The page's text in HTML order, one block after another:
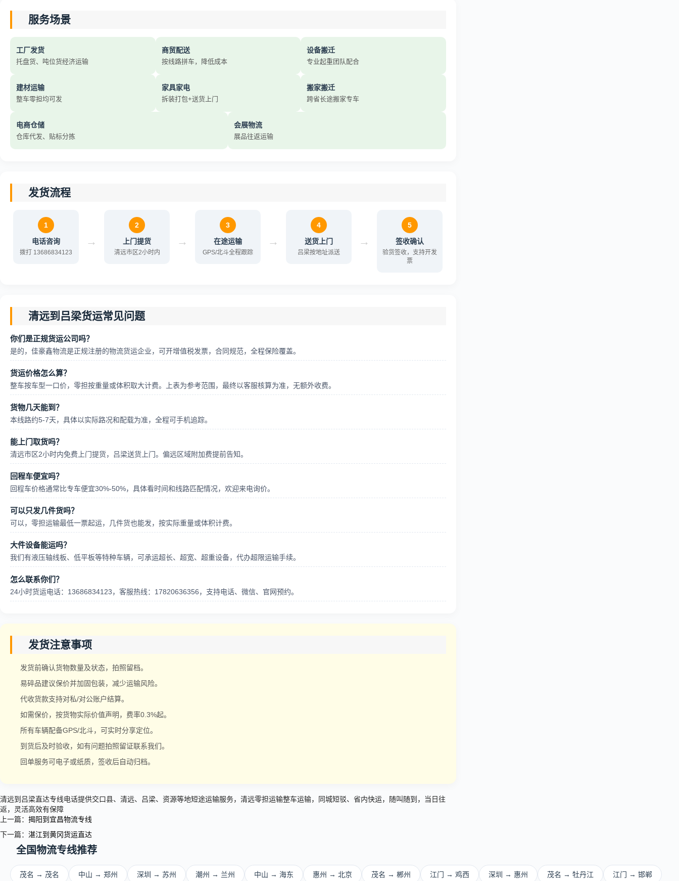
服务场景
工厂发货
托盘货、吨位货经济运输
商贸配送
按线路拼车，降低成本
设备搬迁
专业起重团队配合
建材运输
整车零担均可发
家具家电
拆装打包+送货上门
搬家搬迁
跨省长途搬家专车
电商仓储
仓库代发、贴标分拣
会展物流
展品往返运输
发货流程
1
电话咨询
拨打 13686834123
→
2
上门提货
清远市区2小时内
→
3
在途运输
GPS/北斗全程跟踪
→
4
送货上门
吕梁按地址派送
→
5
签收确认
验货签收，支持开发
票
清远到吕梁货运常见问题
你们是正规货运公司吗？
是的，佳豪鑫物流是正规注册的物流货运企业，可开增值税发票，合同规范，全程保险覆盖。
货运价格怎么算？
整车按车型一口价，零担按重量或体积取大计费。上表为参考范围，最终以客服核算为准，无额外收费。
货物几天能到？
本线路约5-7天，具体以实际路况和配载为准，全程可手机追踪。
能上门取货吗？
清远市区2小时内免费上门提货，吕梁送货上门。偏远区域附加费提前告知。
回程车便宜吗？
回程车价格通常比专车便宜30%-50%，具体看时间和线路匹配情况，欢迎来电询价。
可以只发几件货吗？
可以，零担运输最低一票起运，几件货也能发，按实际重量或体积计费。
大件设备能运吗？
我们有液压轴线板、低平板等特种车辆，可承运超长、超宽、超重设备，代办超限运输手续。
怎么联系你们？
24小时货运电话：13686834123，客服热线：17820636356，支持电话、微信、官网预约。
发货注意事项
发货前确认货物数量及状态，拍照留档。
易碎品建议保价并加固包装，减少运输风险。
代收货款支持对私/对公账户结算。
如需保价，按货物实际价值声明，费率0.3%起。
所有车辆配备GPS/北斗，可实时分享定位。
到货后及时验收，如有问题拍照留证联系我们。
回单服务可电子或纸质，签收后自动归档。
清远到吕梁直达专线电话提供交口县、清远、吕梁、资源等地短途运输服务，清远零担运输整车运输，同城短驳、省内快运，随叫随到，当日往
返，灵活高效有保障
上一篇： 揭阳到宜昌物流专线
下一篇： 湛江到黄冈货运直达
全国物流专线推荐
茂名 → 茂名 中山 → 郑州 深圳 → 苏州 潮州 → 兰州 中山 → 海东 惠州 → 北京 茂名 → 郴州 江门 → 鸡西 深圳 → 惠州 茂名 → 牡丹江 江门 → 邯郸